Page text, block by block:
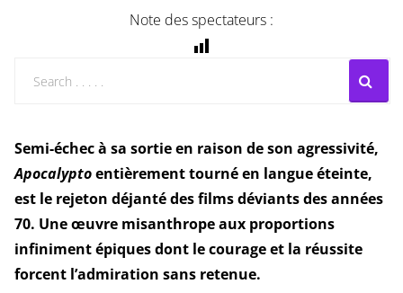
Note des spectateurs :
Semi-échec à sa sortie en raison de son agressivité,
Apocalyptoentièrement tourné en langue éteinte,
est le rejeton déjanté des films déviants des années
70. Une œuvre misanthrope aux proportions
infiniment épiques dont le courage et la réussite
forcent l’admiration sans retenue.